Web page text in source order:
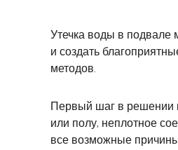
Утечка воды в подвале
и создать
методов.
Первый шаг в решении
или полу, неплотное
все возможные причины